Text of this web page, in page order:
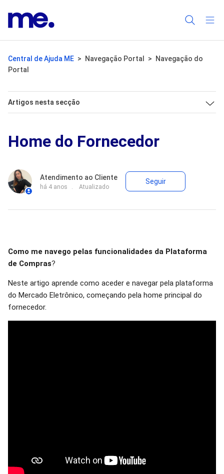
Central de Ajuda ME Navegação Portal
Navegação do
Portal
Artigos nesta secção
Home do Fornecedor
Atendimento ao Cliente
há 4 anos Atualizado
Seguir
Como me navego pelas funcionalidades da Plataforma
de Compras?
Neste artigo aprende como aceder e navegar pela plataforma
do Mercado Eletrônico, começando pela home principal do
fornecedor.